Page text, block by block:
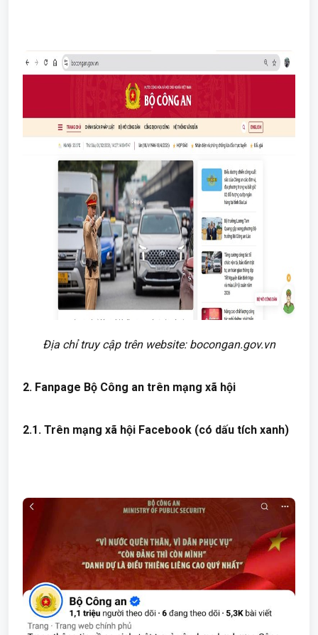
Địa chỉ truy cập trên website: bocongan.gov.vn
2. Fanpage Bộ Công an trên mạng xã hội
2.1. Trên mạng xã hội Facebook (có dấu tích xanh)